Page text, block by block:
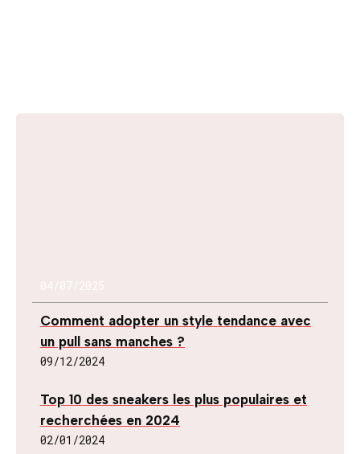
Comment adopter un style tendance avec
un pull sans manches ?
09/12/2024
Top 10 des sneakers les plus populaires et
recherchées en 2024
02/01/2024